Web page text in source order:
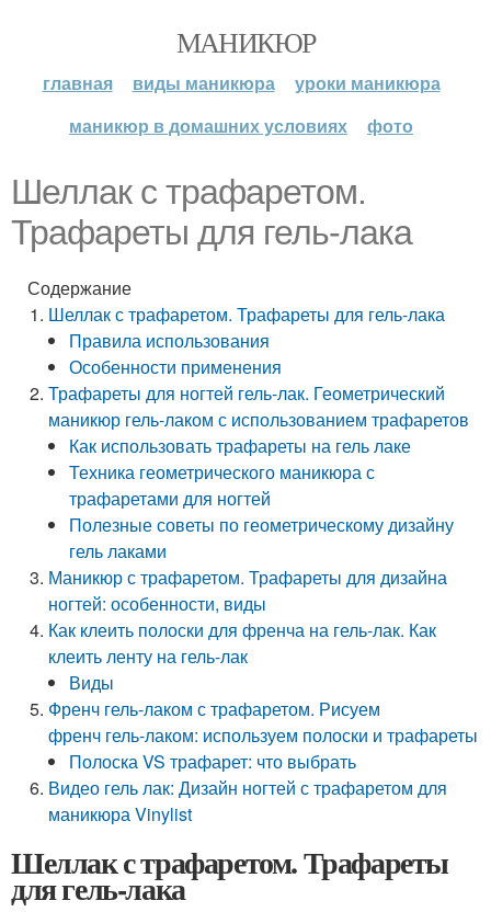
МАНИКЮР
главная виды маникюра
уроки маникюра
маникюр в домашних условиях
фото
Шеллак с трафаретом.
Трафареты для гель-лака
Содержание
Шеллак с трафаретом. Трафареты для гель-лака
Правила использования
Особенности применения
Трафареты для ногтей гель-лак. Геометрический
маникюр гель-лаком с использованием трафаретов
Как использовать трафареты на гель лаке
Техника геометрического маникюра с
трафаретами для ногтей
Полезные советы по геометрическому дизайну
гель лаками
Маникюр с трафаретом. Трафареты для дизайна
ногтей: особенности, виды
Как клеить полоски для френча на гель-лак. Как
клеить ленту на гель-лак
Виды
Френч гель-лаком с трафаретом. Рисуем
френч гель-лаком: используем полоски и трафареты
Полоска VS трафарет: что выбрать
Видео гель лак: Дизайн ногтей с трафаретом для
маникюра Vinylist
Шеллак с трафаретом. Трафареты
для гель-лака